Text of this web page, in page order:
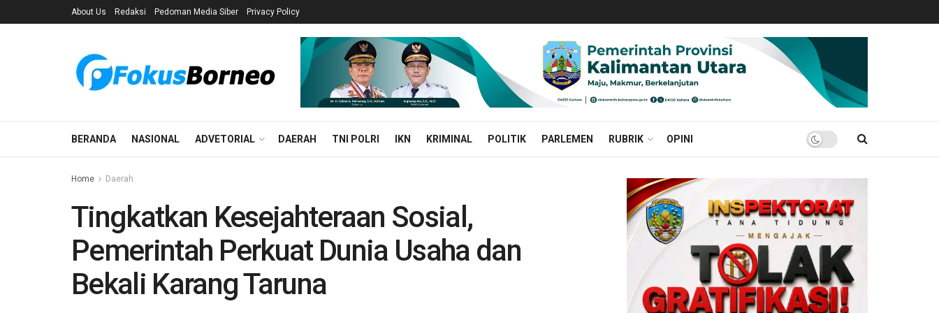
About Us Redaksi Pedoman Media Siber Privacy Policy
BERANDA NASIONAL ADVETORIAL DAERAH TNI POLRI IKN KRIMINAL POLITIK PARLEMEN RUBRIK OPINI
Home Daerah
Tingkatkan Kesejahteraan Sosial,
Pemerintah Perkuat Dunia Usaha dan
Bekali Karang Taruna